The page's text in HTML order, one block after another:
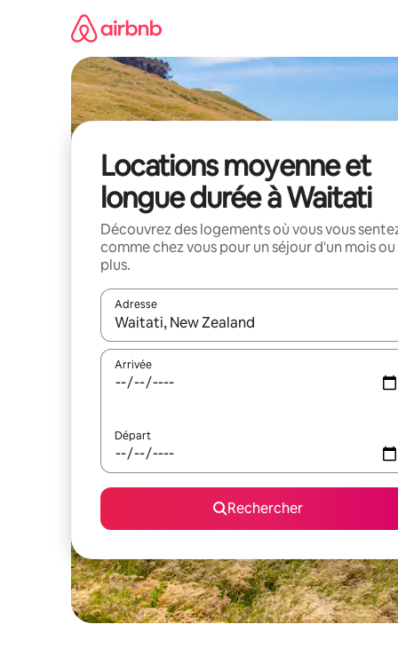
Locations moyenne et
longue durée à Waitati
Découvrez des logements où vous vous
comme chez vous pour un séjour d'un mois ou
plus.
Adresse
Lorsque les résultats s'affichent, utilisez les
Arrivée
Départ
Rechercher